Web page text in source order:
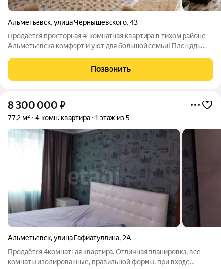
Альметьевск,улица Чернышевского,43
Продается просторная 4-комнатная квартира в тихом районе
Альметьевска комфорт и уют для большой семьи! Площадь
Чернышевского. Расположена на 2 этаже 4-этажного
панельного дома. Все комнаты
Позвонить
8 300 000 ₽
77,2 м² 4-комн. квартира 1 этаж из 5
Альметьевск,улица Гафиатуллина, 2А
Продаётся 4комнатная квартира. Отличная планировка, все
комнаты изолированные, правильной формы, при входе